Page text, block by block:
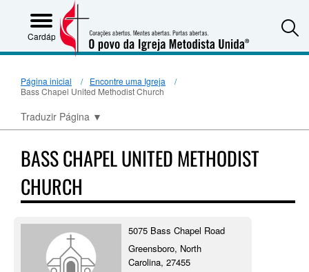
Cardápio
Página inicial
Encontre uma Igreja
Bass Chapel United Methodist Church
Traduzir Página ▼
BASS CHAPEL UNITED METHODIST
CHURCH
5075 Bass Chapel Road
Greensboro, North
Carolina, 27455